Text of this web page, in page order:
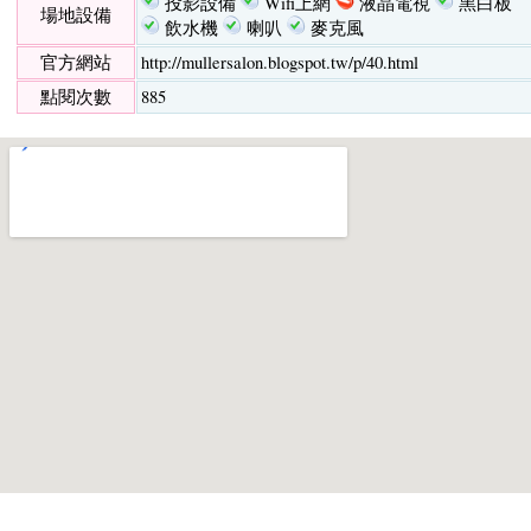
場地設備
飲水機
喇叭
麥克風
官方網站
http://mullersalon.blogspot.tw/p/40.html
點閱次數
885